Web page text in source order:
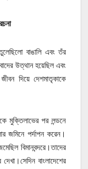
বাঙালি এবং তঁর
উত্থান হয়েছিল এবং
দিয়ে দেশমাতৃকাকে
মুক্তিলাভের পর লন্ডনে
জমিনে পর্দাপন করেন।
বিমানবন্দরে।তাদের
বাংলাদেশের